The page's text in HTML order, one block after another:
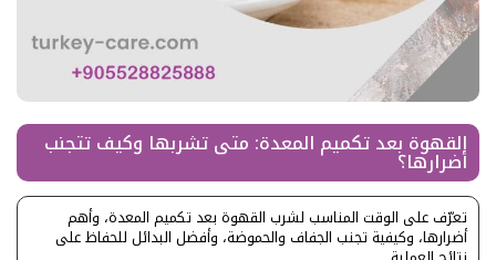
القهوة بعد تكميم المعدة: متى تشربها وكيف تتجنب
أضرارها؟
تعرّف على الوقت المناسب لشرب القهوة بعد تكميم المعدة، وأهم
أضرارها، وكيفية تجنب الجفاف والحموضة، وأفضل البدائل للحفاظ على